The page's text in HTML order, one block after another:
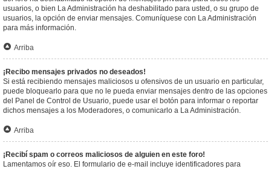
usuarios, o bien La Administración ha deshabilitado para usted, o su grupo de
usuarios, la opción de enviar mensajes. Comuníquese con La Administración
para más información.
Arriba
¡Recibo mensajes privados no deseados!
Si está recibiendo mensajes maliciosos u ofensivos de un usuario en particular,
puede bloquearlo para que no le pueda enviar mensajes dentro de las opciones
del Panel de Control de Usuario, puede usar el botón para informar o reportar
dichos mensajes a los Moderadores, o comunicarlo a La Administración.
Arriba
¡Recibí spam o correos maliciosos de alguien en este foro!
Lamentamos oír eso. El formulario de e-mail incluye identificadores para